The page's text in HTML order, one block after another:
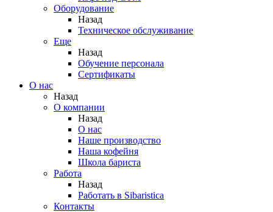
Оборудование
Назад
Техническое обслуживание
Еще
Назад
Обучение персонала
Сертификаты
О нас
Назад
O компании
Назад
О нас
Наше производство
Наша кофейня
Школа бариста
Работа
Назад
Работать в Sibaristica
Контакты